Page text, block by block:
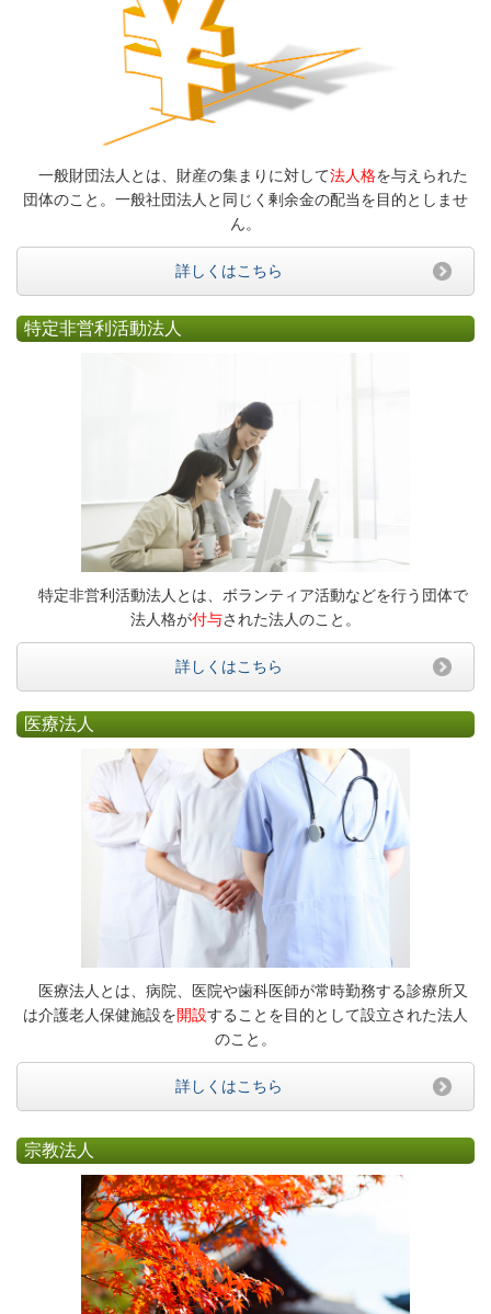
一般財団法人とは、財産の集まりに対して法人格を与えられた
団体のこと。一般社団法人と同じく剰余金の配当を目的としませ
ん。
詳しくはこちら
特定非営利活動法人
特定非営利活動法人とは、ボランティア活動などを行う団体で
法人格が付与された法人のこと。
詳しくはこちら
医療法人
医療法人とは、病院、医院や歯科医師が常時勤務する診療所又
は介護老人保健施設を開設することを目的として設立された法人
のこと。
詳しくはこちら
宗教法人